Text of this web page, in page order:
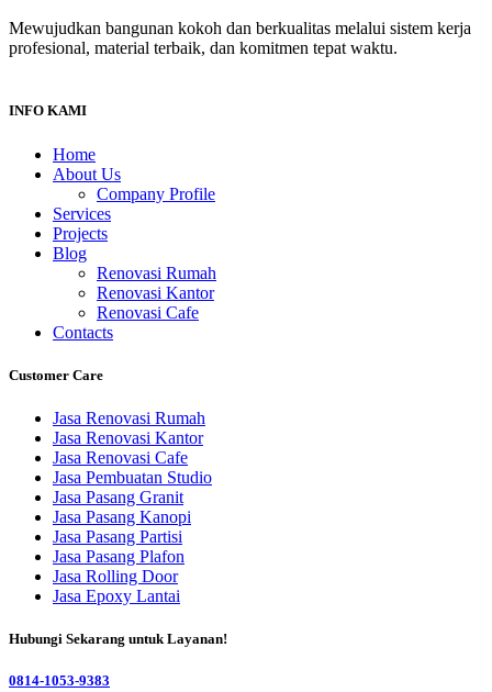
Mewujudkan bangunan kokoh dan berkualitas melalui sistem kerja
profesional, material terbaik, dan komitmen tepat waktu.
INFO KAMI
Home
About Us
Company Profile
Services
Projects
Blog
Renovasi Rumah
Renovasi Kantor
Renovasi Cafe
Contacts
Customer Care
Jasa Renovasi Rumah
Jasa Renovasi Kantor
Jasa Renovasi Cafe
Jasa Pembuatan Studio
Jasa Pasang Granit
Jasa Pasang Kanopi
Jasa Pasang Partisi
Jasa Pasang Plafon
Jasa Rolling Door
Jasa Epoxy Lantai
Hubungi Sekarang untuk Layanan!
0814-1053-9383